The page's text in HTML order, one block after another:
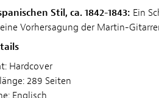
Stil, ca. 1842-1843: Ein
Vorhersagung der Martin-
Hardcover
289 Seiten
Englisch